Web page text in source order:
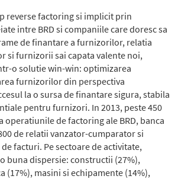
reverse factoring si implicit prin
intre BRD si companiile care doresc sa
de finantare a furnizorilor, relatia
si furnizorii sai capata valente noi,
o solutie win-win: optimizarea
furnizorilor din perspectiva
la o sursa de finantare sigura, stabila
pentru furnizori. In 2013, peste 450
operatiunile de factoring ale BRD, banca
de relatii vanzator-cumparator si
facturi. Pe sectoare de activitate,
buna dispersie: constructii (27%),
(17%), masini si echipamente (14%),